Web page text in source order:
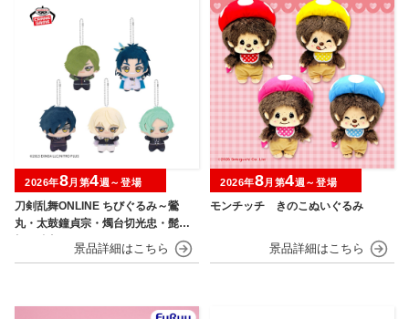
刀剣乱舞ONLINE ちびぐるみ～鶯
丸・太鼓鐘貞宗・燭台切光忠・髭
2026年8月第4週～登場
モンチッチ きのこぬいぐるみ
2026年8月第4週～登場